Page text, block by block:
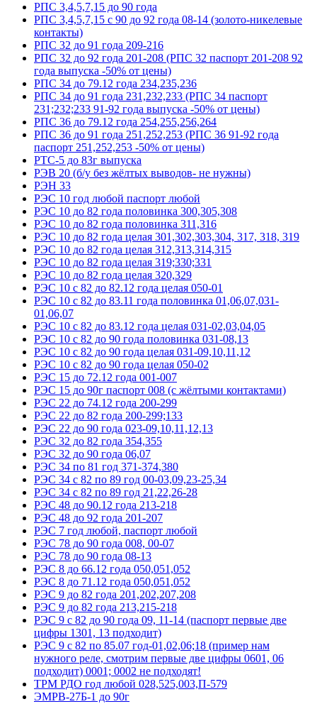
РПС 3,4,5,7,15 до 90 года
РПС 3,4,5,7,15 с 90 до 92 года 08-14 (золото-никелевые
контакты)
РПС 32 до 91 года 209-216
РПС 32 до 92 года 201-208 (РПС 32 паспорт 201-208 92
года выпуска -50% от цены)
РПС 34 до 79.12 года 234,235,236
РПС 34 до 91 года 231,232,233 (РПС 34 паспорт
231;232;233 91-92 года выпуска -50% от цены)
РПС 36 до 79.12 года 254,255,256,264
РПС 36 до 91 года 251,252,253 (РПС 36 91-92 года
паспорт 251,252,253 -50% от цены)
РТС-5 до 83г выпуска
РЭВ 20 (б/у без жёлтых выводов- не нужны)
РЭН 33
РЭС 10 год любой паспорт любой
РЭС 10 до 82 года половинка 300,305,308
РЭС 10 до 82 года половинка 311,316
РЭС 10 до 82 года целая 301,302,303,304, 317, 318, 319
РЭС 10 до 82 года целая 312,313,314,315
РЭС 10 до 82 года целая 319;330;331
РЭС 10 до 82 года целая 320,329
РЭС 10 с 82 до 82.12 года целая 050-01
РЭС 10 с 82 до 83.11 года половинка 01,06,07,031-
01,06,07
РЭС 10 с 82 до 83.12 года целая 031-02,03,04,05
РЭС 10 с 82 до 90 года половинка 031-08,13
РЭС 10 с 82 до 90 года целая 031-09,10,11,12
РЭС 10 с 82 до 90 года целая 050-02
РЭС 15 до 72.12 года 001-007
РЭС 15 до 90г паспорт 008 (с жёлтыми контактами)
РЭС 22 до 74.12 года 200-299
РЭС 22 до 82 года 200-299;133
РЭС 22 до 90 года 023-09,10,11,12,13
РЭС 32 до 82 года 354,355
РЭС 32 до 90 года 06,07
РЭС 34 по 81 год 371-374,380
РЭС 34 с 82 по 89 год 00-03,09,23-25,34
РЭС 34 с 82 по 89 год 21,22,26-28
РЭС 48 до 90.12 года 213-218
РЭС 48 до 92 года 201-207
РЭС 7 год любой, паспорт любой
РЭС 78 до 90 года 008, 00-07
РЭС 78 до 90 года 08-13
РЭС 8 до 66.12 года 050,051,052
РЭС 8 до 71.12 года 050,051,052
РЭС 9 до 82 года 201,202,207,208
РЭС 9 до 82 года 213,215-218
РЭС 9 с 82 до 90 года 09, 11-14 (паспорт первые две
цифры 1301, 13 подходит)
РЭС 9 с 82 по 85.07 год-01,02,06;18 (пример нам
нужного реле, смотрим первые две цифры 0601, 06
подходит) 0001; 0002 не подходят!
ТРМ РДО год любой 028,525,003,П-579
ЭМРВ-27Б-1 до 90г